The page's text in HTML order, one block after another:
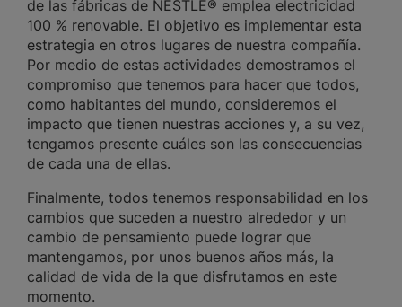
de las fábricas de NESTLÉ® emplea electricidad
100 % renovable. El objetivo es implementar esta
estrategia en otros lugares de nuestra compañía.
Por medio de estas actividades demostramos el
compromiso que tenemos para hacer que todos,
como habitantes del mundo, consideremos el
impacto que tienen nuestras acciones y, a su vez,
tengamos presente cuáles son las consecuencias
de cada una de ellas.
Finalmente, todos tenemos responsabilidad en los
cambios que suceden a nuestro alrededor y un
cambio de pensamiento puede lograr que
mantengamos, por unos buenos años más, la
calidad de vida de la que disfrutamos en este
momento.